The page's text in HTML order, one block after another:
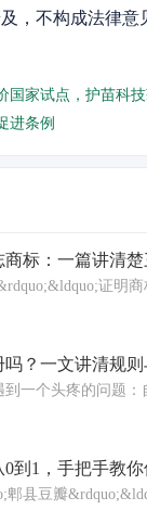
，不构成法律
国家试点，护苗科
进条例
标：一篇讲清
证明
？一文讲清规则
一个头疼的问题
到1，手把手教
县豆瓣